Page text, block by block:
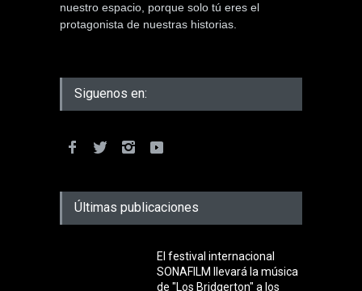
nuestro espacio, porque solo tú eres el
protagonista de nuestras historias.
Siguenos en:
Últimas publicaciones
El festival internacional
SONAFILM llevará la música
de "Los Bridgerton" a los